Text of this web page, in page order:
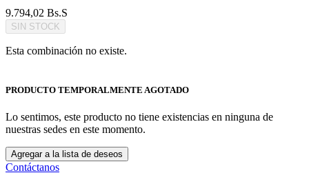
9.794,02 Bs.S
SIN STOCK
Esta combinación no existe.
PRODUCTO TEMPORALMENTE AGOTADO
Lo sentimos, este producto no tiene existencias en ninguna de
nuestras sedes en este momento.
Agregar a la lista de deseos
Contáctanos